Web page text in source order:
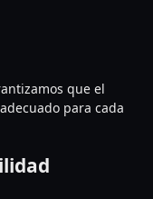
que el
para cada